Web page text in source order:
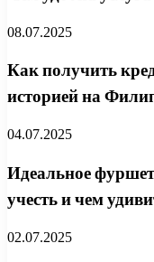
08.07.2025
Как получить
историей на
04.07.2025
Идеальное
учесть и чем
02.07.2025